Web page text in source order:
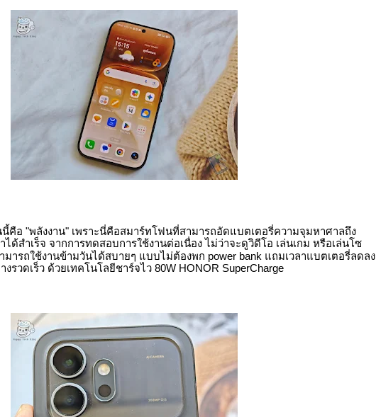
อ "พลังงาน" เพราะนี่คือสมาร์ทโฟนที่สามารถอัดแบตเตอรี่ความจุมหาศาลถึง
ได้สำเร็จ จากการทดสอบการใช้งานต่อเนื่อง ไม่ว่าจะดูวิดีโอ เล่นเกม หรือเล่นโซ
ารถใช้งานข้ามวันได้สบายๆ แบบไม่ต้องพก power bank แถมเวลาแบตเตอรี่ลดลง
รวดเร็ว ด้วยเทคโนโลยีชาร์จไว 80W HONOR SuperCharge